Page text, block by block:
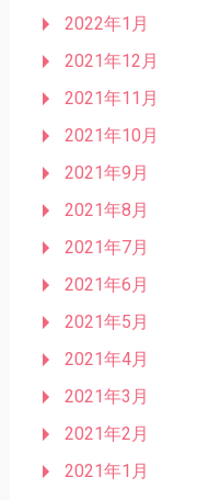
2022年1月
2021年12月
2021年11月
2021年10月
2021年9月
2021年8月
2021年7月
2021年6月
2021年5月
2021年4月
2021年3月
2021年2月
2021年1月